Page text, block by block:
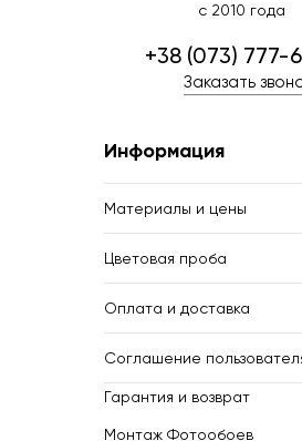
с 2010 года
+38 (073) 777-
Заказать
Информация
Материалы и цены
Цветовая проба
Оплата и доставка
Соглашение
Гарантия и возврат
Монтаж Фотообоев